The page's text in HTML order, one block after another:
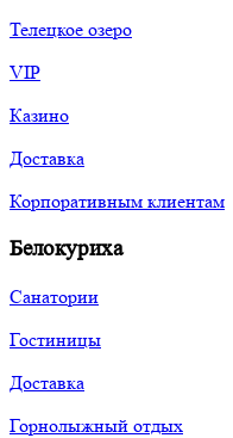
Телецкое озеро
VIP
Казино
Доставка
Корпоративным клиентам
Белокуриха
Санатории
Гостиницы
Доставка
Горнолыжный отдых